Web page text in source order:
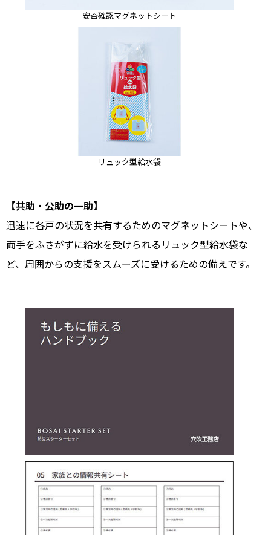
安否確認マグネットシート
リュック型給水袋
【共助・公助の一助】
迅速に各戸の状況を共有するためのマグネットシートや、
両手をふさがずに給水を受けられるリュック型給水袋な
ど、周囲からの支援をスムーズに受けるための備えです。